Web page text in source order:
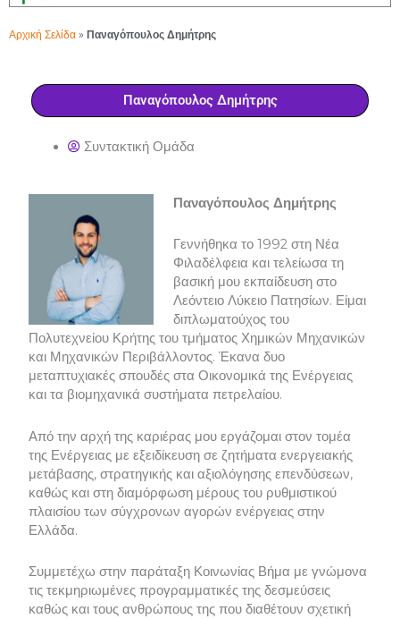
Αρχική Σελίδα » Παναγόπουλος Δημήτρης
Παναγόπουλος Δημήτρης
Συντακτική Ομάδα
Παναγόπουλος Δημήτρης
Γεννήθηκα το 1992 στη Νέα
Φιλαδέλφεια και τελείωσα τη
βασική μου εκπαίδευση στο
Λεόντειο Λύκειο Πατησίων. Είμαι
διπλωματούχος του
Πολυτεχνείου Κρήτης του τμήματος Χημικών Μηχανικών
και Μηχανικών Περιβάλλοντος. Έκανα δυο
μεταπτυχιακές σπουδές στα Οικονομικά της Ενέργειας
και τα βιομηχανικά συστήματα πετρελαίου.
Από την αρχή της καριέρας μου εργάζομαι στον τομέα
της Ενέργειας με εξειδίκευση σε ζητήματα ενεργειακής
μετάβασης, στρατηγικής και αξιολόγησης επενδύσεων,
καθώς και στη διαμόρφωση μέρους του ρυθμιστικού
πλαισίου των σύγχρονων αγορών ενέργειας στην
Ελλάδα.
Συμμετέχω στην παράταξη Κοινωνίας Βήμα με γνώμονα
τις τεκμηριωμένες προγραμματικές της δεσμεύσεις
καθώς και τους ανθρώπους της που διαθέτουν σχετική